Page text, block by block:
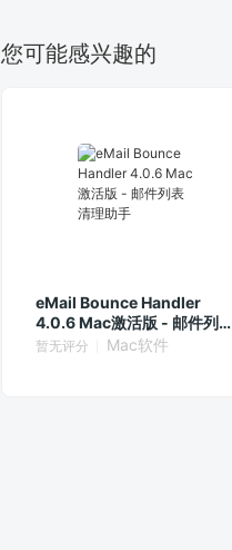
您可能感兴趣的
eMail Bounce Handler
4.0.6 Mac激活版 - 邮件列表
清理助手
暂无评分 Mac软件